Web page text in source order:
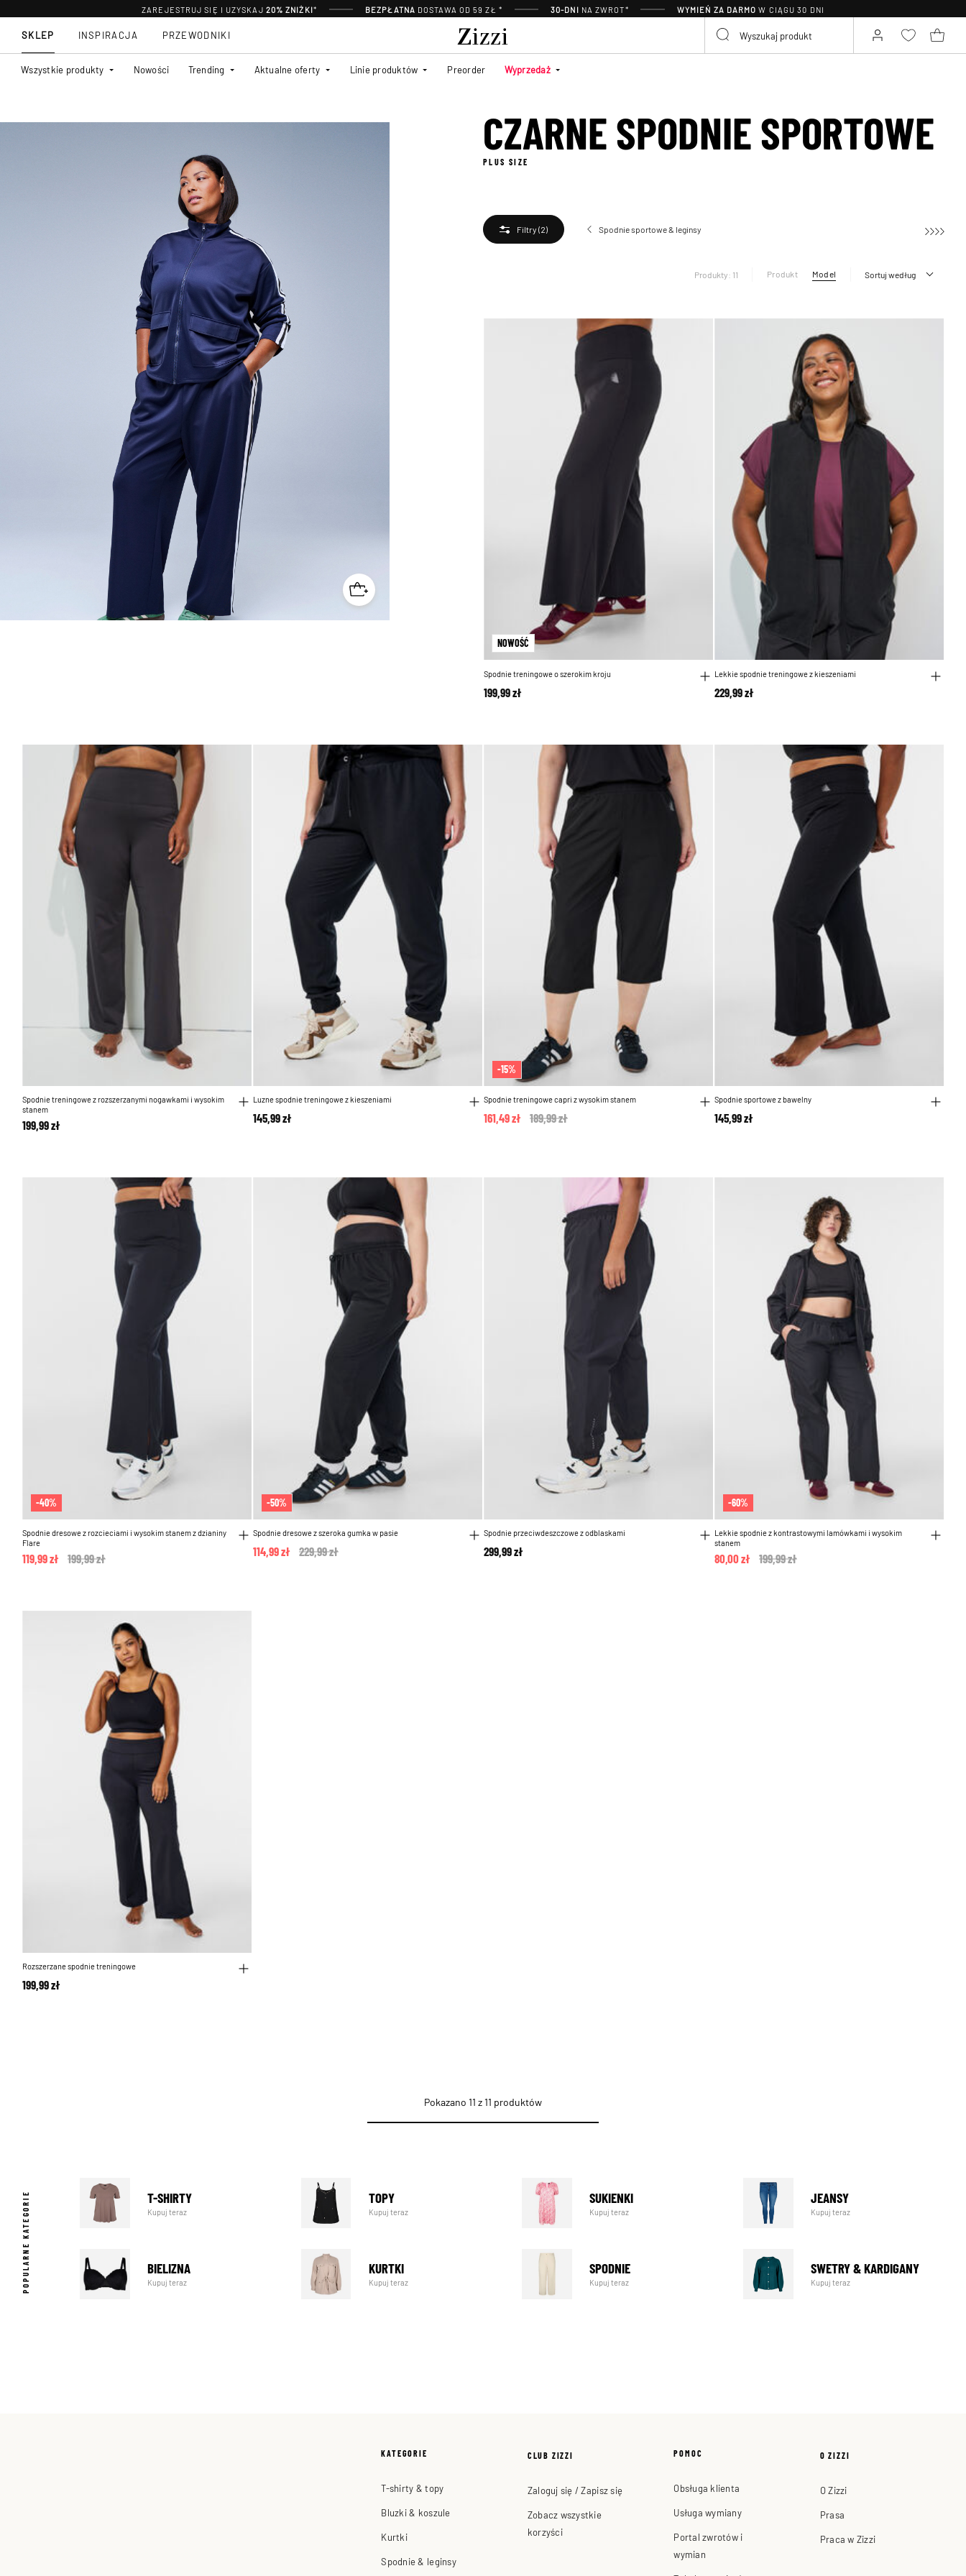
ZAREJESTRUJ SIĘ I UZYSKAJ 20% ZNIŻKI* BEZPŁATNA DOSTAWA OD 59 ZŁ * 30-DNI NA ZWROT* WYMIEŃ ZA DARMO W CIĄGU 30 DNI
SKLEP
Wszystkie produkty Nowości Trending Aktualne oferty Linie produktów Preorder Wyprzedaż
INSPIRACJA PRZEWODNIKI
CZARNE SPODNIE SPORTOWE
PLUS SIZE
Filtry (2) Spodnie sportowe & leginsy
Produkty: 11 Produkt Model Sortuj według
NOWOŚĆ
Spodnie treningowe o szerokim kroju
199,99 zł
Lekkie spodnie treningowe z kieszeniami
229,99 zł
Spodnie treningowe z rozszerzanymi nogawkami i wysokim
stanem
199,99 zł
Luzne spodnie treningowe z kieszeniami
145,99 zł
-15%
Spodnie treningowe capri z wysokim stanem
Price reduced from
189,99 zł
161,49 zł
Spodnie sportowe z bawelny
145,99 zł
-40%
Spodnie dresowe z rozcieciami i wysokim stanem z dzianiny
Flare
Price reduced from
199,99 zł
119,99 zł
-50%
Spodnie dresowe z szeroka gumka w pasie
Price reduced from
229,99 zł
114,99 zł
Spodnie przeciwdeszczowe z odblaskami
299,99 zł
-60%
Lekkie spodnie z kontrastowymi lamówkami i wysokim
stanem
Price reduced from
199,99 zł
80,00 zł
Rozszerzane spodnie treningowe
199,99 zł
Pokazano 11 z 11 produktów
POPULARNE KATEGORIE T-SHIRTY
Kupuj teraz
TOPY
Kupuj teraz
SUKIENKI
Kupuj teraz
JEANSY
Kupuj teraz
BIELIZNA
Kupuj teraz
KURTKI
Kupuj teraz
SPODNIE
Kupuj teraz
SWETRY & KARDIGANY
Kupuj teraz
KATEGORIE
T-shirty & topy
Bluzki & koszule
Kurtki
Spodnie & leginsy
CLUB ZIZZI
Zaloguj się / Zapisz się
Zobacz wszystkie
korzyści
POMOC
Obsługa klienta
Usługa wymiany
Portal zwrotów i
wymian
O ZIZZI
O Zizzi
Prasa
Praca w Zizzi